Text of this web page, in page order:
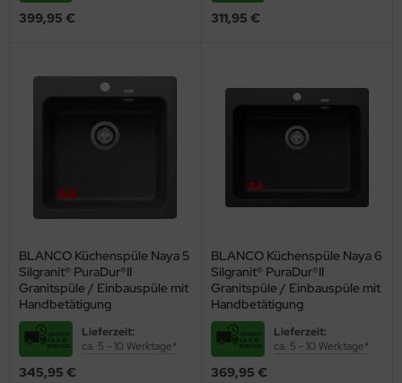
399,95 € 311,95 €
BLANCO Küchenspüle Naya 5
Silgranit® PuraDur®II
Granitspüle / Einbauspüle mit
Handbetätigung
Lieferzeit:
ca. 5 - 10 Werktage*
345,95 €
BLANCO Küchenspüle Naya 6
Silgranit® PuraDur®II
Granitspüle / Einbauspüle mit
Handbetätigung
Lieferzeit:
ca. 5 - 10 Werktage*
369,95 €